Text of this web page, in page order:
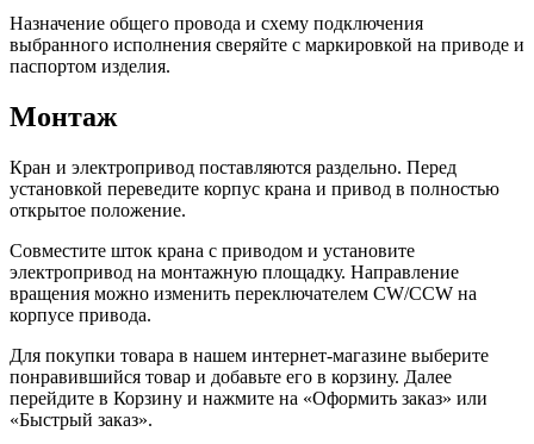
Назначение общего провода и схему подключения
выбранного исполнения сверяйте с маркировкой на приводе и
паспортом изделия.
Монтаж
Кран и электропривод поставляются раздельно. Перед
установкой переведите корпус крана и привод в полностью
открытое положение.
Совместите шток крана с приводом и установите
электропривод на монтажную площадку. Направление
вращения можно изменить переключателем CW/CCW на
корпусе привода.
Для покупки товара в нашем интернет-магазине выберите
понравившийся товар и добавьте его в корзину. Далее
перейдите в Корзину и нажмите на «Оформить заказ» или
«Быстрый заказ».